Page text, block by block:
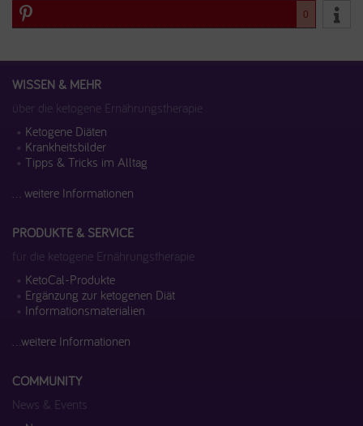
0
WISSEN & MEHR
über die ketogene Ernährungstherapie
Ketogene Diäten
Krankheitsbilder
Tipps & Tricks im Alltag
... weitere Informationen
PRODUKTE & SERVICE
für die ketogene Ernährungstherapie
KetoCal-Produkte
Ergänzung zur ketogenen Diät
Informationsmaterialien
...weitere Informationen
COMMUNITY
News & Events